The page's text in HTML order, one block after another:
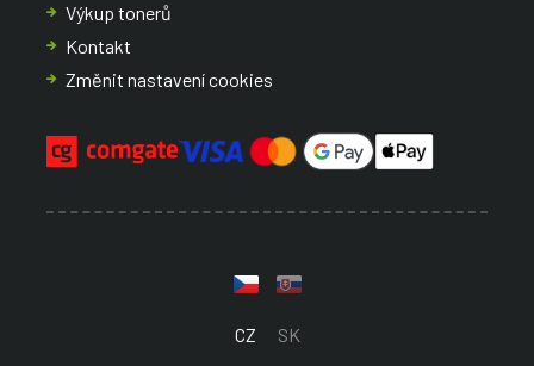
Výkup tonerů
Kontakt
Změnit nastavení cookies
CZ SK